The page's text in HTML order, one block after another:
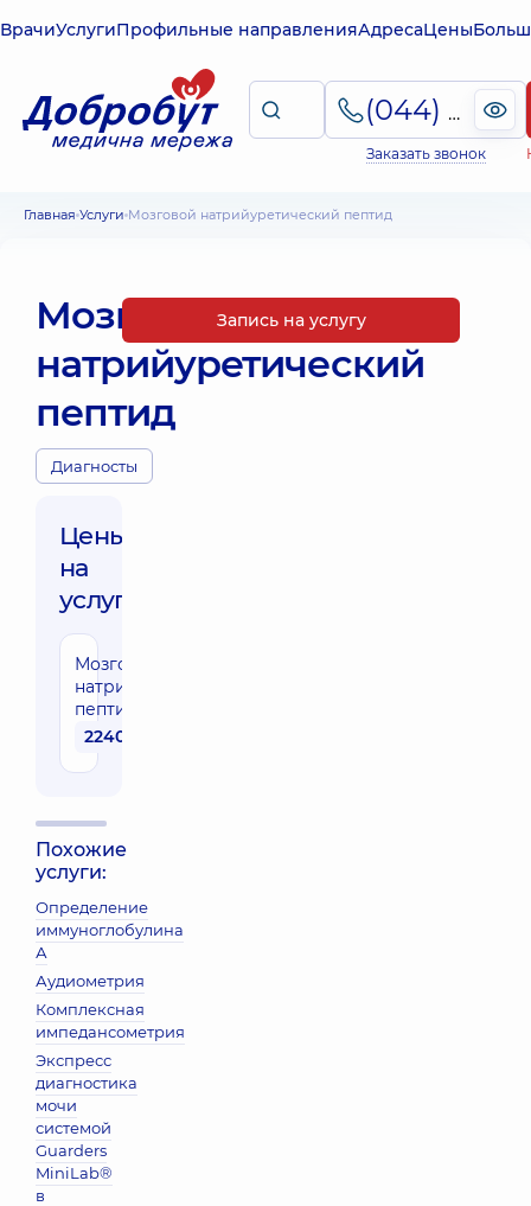
ВрачиУслугиПрофильные направленияАдресаЦены
(044) 495-2-888
Заказать звонок
Главная Услуги Мозговой натрийуретический пептид
Мозговой
натрийуретический
пептид
Диагносты
Цены
на
услуги:
Мозговой
натрийуретический
пептид NT-proBNP
2240 грн
Похожие
услуги:
Определение
иммуноглобулина
А
Аудиометрия
Комплексная
импедансометрия
Экспресс
диагностика
мочи
системой
Guarders
MiniLab®
в
Запись на услугу